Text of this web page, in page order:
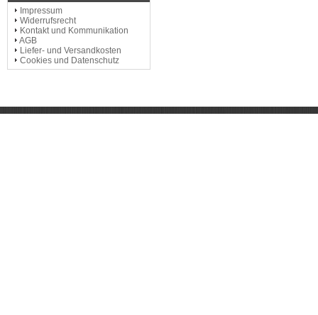
Impressum
Widerrufsrecht
Kontakt und Kommunikation
AGB
Liefer- und Versandkosten
Cookies und Datenschutz